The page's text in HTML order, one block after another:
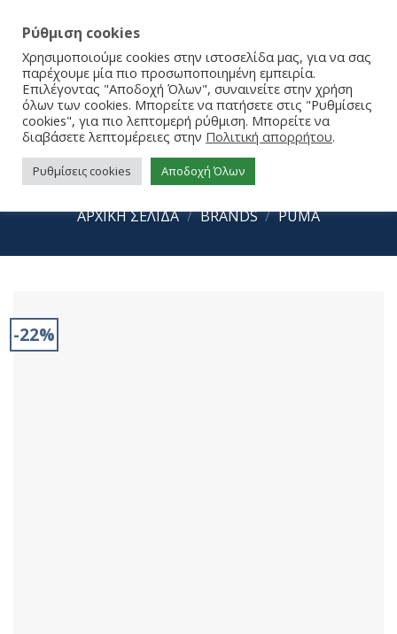
Puma Trinity 2 LT AC+ Inf 403705-11
ΑΡΧΙΚΉ ΣΕΛΊΔΑ / BRANDS / PUMA
-22%
Ρύθμιση cookies
Χρησιμοποιούμε cookies στην ιστοσελίδα μας, για να σας
παρέχουμε μία πιο προσωποποιημένη εμπειρία.
Επιλέγοντας "Αποδοχή Όλων", συναινείτε στην χρήση
όλων των cookies. Μπορείτε να πατήσετε στις "Ρυθμίσεις
cookies", για πιο λεπτομερή ρύθμιση. Μπορείτε να
διαβάσετε λεπτομέρειες στην Πολιτική απορρήτου.
Ρυθμίσεις cookies Αποδοχή Όλων